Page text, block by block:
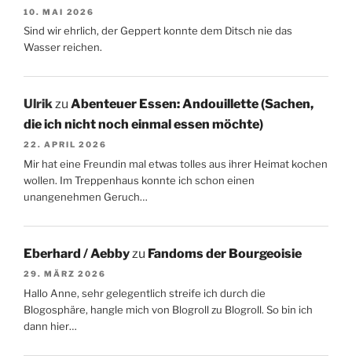
10. MAI 2026
Sind wir ehrlich, der Geppert konnte dem Ditsch nie das
Wasser reichen.
Ulrikzu Abenteuer Essen: Andouillette (Sachen,
die ich nicht noch einmal essen möchte)
22. APRIL 2026
Mir hat eine Freundin mal etwas tolles aus ihrer Heimat kochen
wollen. Im Treppenhaus konnte ich schon einen
unangenehmen Geruch…
Eberhard / Aebbyzu Fandoms der Bourgeoisie
29. MÄRZ 2026
Hallo Anne, sehr gelegentlich streife ich durch die
Blogosphäre, hangle mich von Blogroll zu Blogroll. So bin ich
dann hier…